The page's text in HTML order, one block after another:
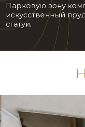
Парковую зону
искусственный
статуи.